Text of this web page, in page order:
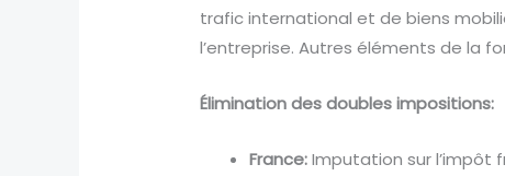
trafic international et de biens
l’entreprise. Autres éléments de la
Élimination des doubles impositions:
France:Imputation sur l’impôt